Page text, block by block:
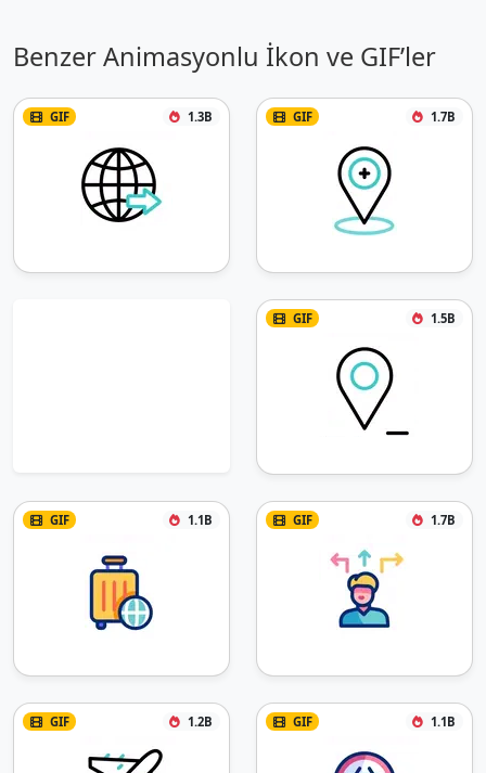
Benzer Animasyonlu İkon ve GIF’ler
GIF 1.3B GIF 1.7B
GIF 1.5B
GIF 1.1B GIF 1.7B
GIF 1.2B GIF 1.1B